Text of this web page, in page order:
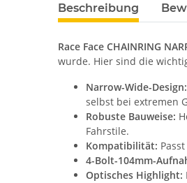
Beschreibung
Race Face CHAINRING
wurde. Hier sind die
Narrow-Wide-Design:
selbst bei extremen
Robuste Bauweise:
Fahrstile.
Kompatibilität:
4-Bolt-104mm-
Optisches Highlight: